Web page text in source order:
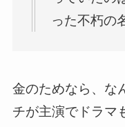
った不朽の
金のためなら、な
チが主演でドラマ